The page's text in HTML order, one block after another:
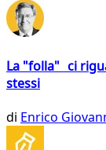
La "folla" ci
stessi
di Enrico